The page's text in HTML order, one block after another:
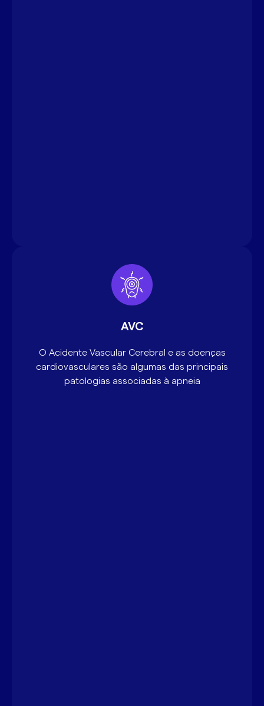
AVC
O Acidente Vascular Cerebral e as doenças
cardiovasculares são algumas das principais
patologias associadas à apneia